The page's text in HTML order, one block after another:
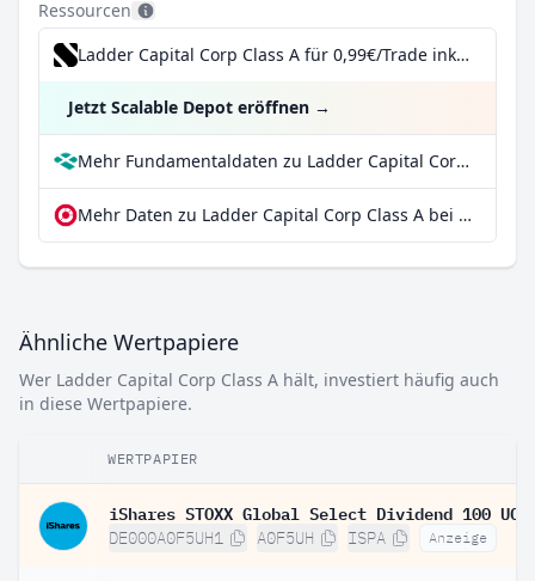
Ressourcen
Ladder Capital Corp Class A für 0,99€/Trade inkl. Dividend Reinvestment Plan
Jetzt Scalable Depot eröffnen →
Mehr Fundamentaldaten zu Ladder Capital Corp Class A bei Parqet
Mehr Daten zu Ladder Capital Corp Class A bei extraETF
Ähnliche Wertpapiere
Wer Ladder Capital Corp Class A hält, investiert häufig auch
in diese Wertpapiere.
WERTPAPIER
DE000A0F5UH1 A0F5UH ISPA Anzeige